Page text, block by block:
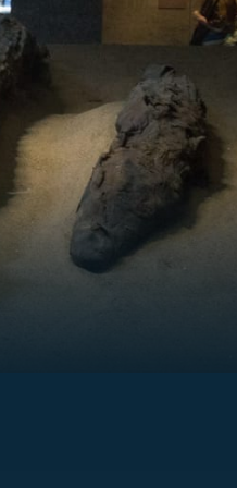
FILMY
REALITA
HORORY
REALITA
OPTICKÉ
KLAMY